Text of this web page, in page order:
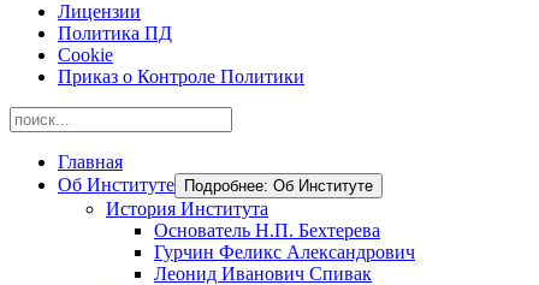
Лицензии
Политика ПД
Cookie
Приказ о Контроле Политики
Главная
Об Институте
Подробнее: Об Институте
История Института
Основатель Н.П. Бехтерева
Гурчин Феликс Александрович
Леонид Иванович Спивак